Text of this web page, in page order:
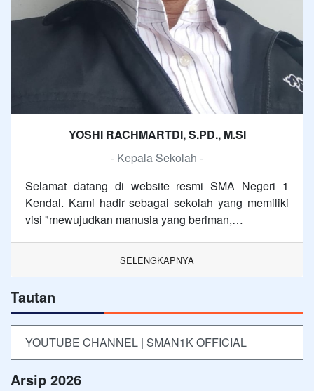
YOSHI RACHMARTDI, S.PD., M.SI
- Kepala Sekolah -
Selamat datang di website resmi SMA Negeri 1
Kendal. Kami hadir sebagai sekolah yang memiliki
visi "mewujudkan manusia yang beriman,…
SELENGKAPNYA
Tautan
YOUTUBE CHANNEL | SMAN1K OFFICIAL
Arsip 2026